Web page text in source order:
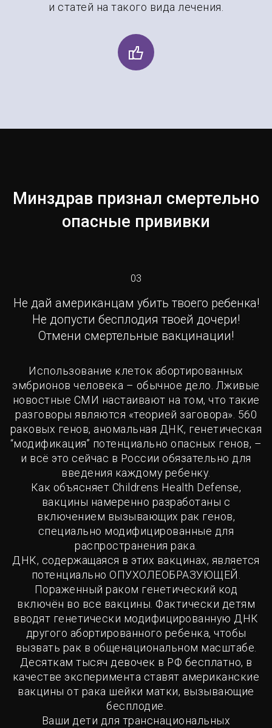
и статей на такого вида лечения.
Минздрав признал смертельно
опасные прививки
03
Не дай американцам убить твоего ребенка!
Не допусти бесплодия твоей дочери!
Отмени смертельные вакцинации!
Использование клеток абортированных
эмбрионов человека – обычное дело. Лживые
новостные СМИ настаивают на том, что такие
разговоры являются «теорией заговора». 560
раковых генов, аномальная ДНК, генетическая
“модификация” потенциально опасных генов, –
и всё это сейчас в России обязательно для
введения каждому ребенку.
Как объясняет Сhildrens Health Defense,
вакцины намеренно разработаны с
включением вызывающих рак генов,
специально модифицированные для
распространения рака.
ДНК, содержащаяся в этих вакцинах, является
потенциально ОПУХОЛЕОБРАЗУЮЩЕЙ.
Пораженный раком генетический код
включён во все вакцины. Фактически детям
вводят генетически модифицированную ДНК
другого абортированного ребенка, чтобы
вызвать рак в общенациональном масштабе.
Десяткам тысяч девочек в РФ бесплатно, в
качестве эксперимента ставят американские
вакцины от рака шейки матки, вызывающие
бесплодие.
Ваши дети для транснациональных